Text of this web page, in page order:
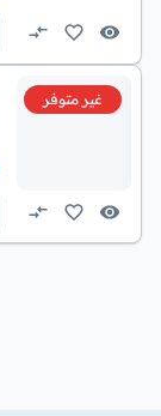
غير متوفر